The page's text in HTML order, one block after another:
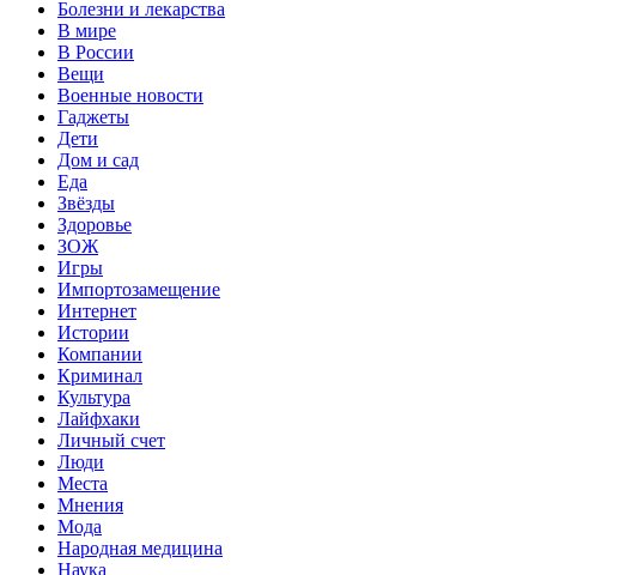
Болезни и лекарства
В мире
В России
Вещи
Военные новости
Гаджеты
Дети
Дом и сад
Еда
Звёзды
Здоровье
ЗОЖ
Игры
Импортозамещение
Интернет
Истории
Компании
Криминал
Культура
Лайфхаки
Личный счет
Люди
Места
Мнения
Мода
Народная медицина
Наука